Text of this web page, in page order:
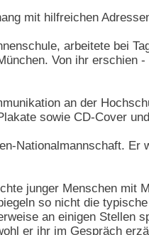
mit hilfreichen
arbeitete bei
Von ihr erschien
an der
sowie CD-Cover
Nationalmannschaft. Er
junger Menschen mit
so nicht die
an einigen Stellen
er ihr im Gespräch